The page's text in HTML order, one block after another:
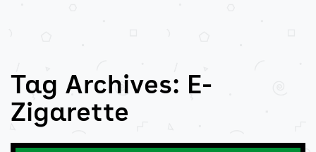
Tag Archives: E-
Zigarette